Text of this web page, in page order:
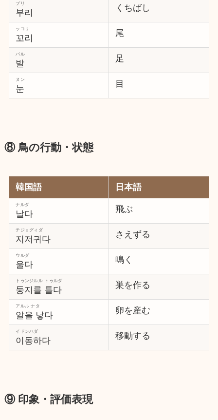
부리
プリ くちばし
꼬리
ッコリ 尾
발
パル 足
눈
ヌン 目
⑧ 鳥の行動・状態
韓国語 日本語
날다
ナルダ 飛ぶ
지저귀다
チジョグィダ さえずる
울다
ウルダ 鳴く
둥지를 틀다
トゥンジルル トゥルダ 巣を作る
알을 낳다
アルル ナタ 卵を産む
이동하다
イドンハダ 移動する
⑨ 印象・評価表現